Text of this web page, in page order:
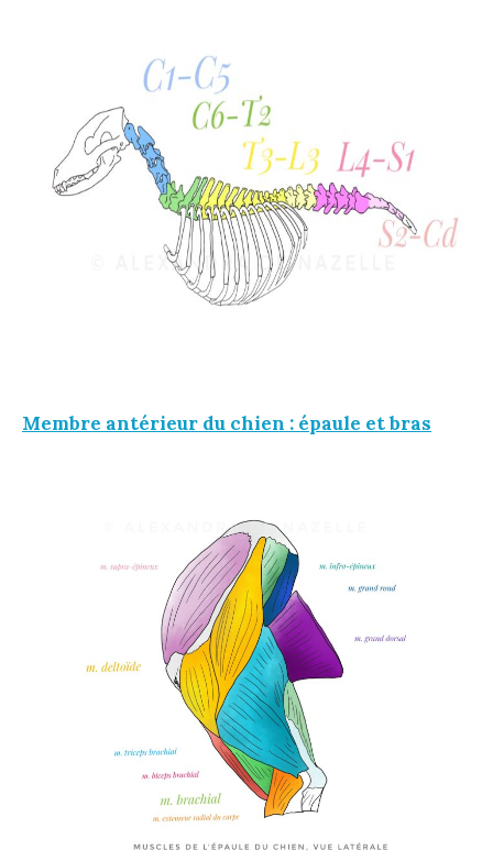
Membre antérieur du chien : épaule et bras